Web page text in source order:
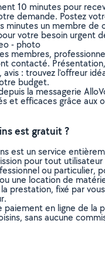
10 minutes pour
demande. Postez
minutes un membre de
votre besoin urgent
- photo
membres,
contacté.
: trouvez l'offreur
budget.
la messagerie
et efficaces grâce aux
est gratuit ?
est un service
pour tout
ou particulier,
une location de
prestation, fixé par
paiement en ligne de la
sans aucune